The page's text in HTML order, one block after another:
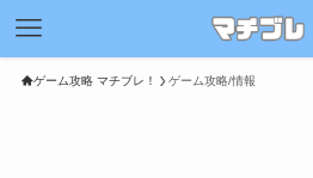
ゲーム攻略 マチブレ！ ゲーム攻略/情報